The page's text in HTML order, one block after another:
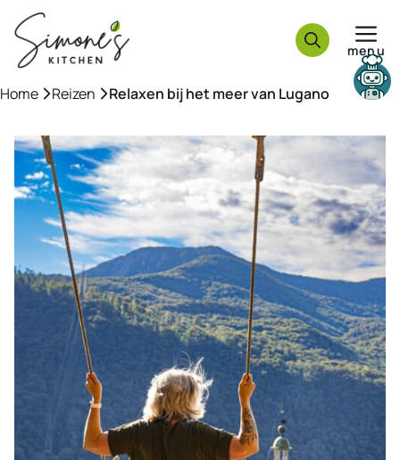
naar
inhoud
menu
Home »Reizen »Relaxen bij het meer van Lugano
Need help?